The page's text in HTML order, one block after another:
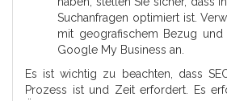
Suchanfragen optimiert ist.
mit geografischem Bezug
Google My Business an.
Es ist wichtig zu beachten, dass
Prozess ist und Zeit erfordert. Es